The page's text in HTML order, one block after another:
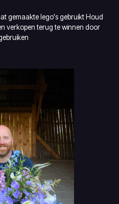
gemaakte lego's gebruikt Houd
verkopen terug te winnen door